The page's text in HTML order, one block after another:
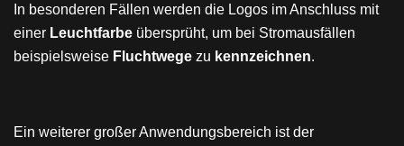
In besonderen Fällen werden die Logos im Anschluss mit
einer Leuchtfarbe übersprüht, um bei Stromausfällen
beispielsweise Fluchtwege zu kennzeichnen.
Ein weiterer großer Anwendungsbereich ist der